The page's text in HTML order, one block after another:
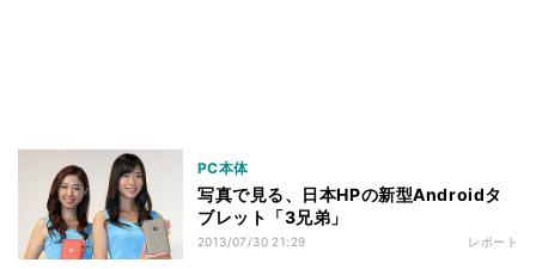
PC本体
写真で見る、日本HPの新型Androidタ
ブレット「3兄弟」
2013/07/30 21:29 レポート